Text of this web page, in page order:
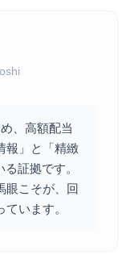
、高額配当
報」と「精緻
証拠です。
眼こそが、回
います。